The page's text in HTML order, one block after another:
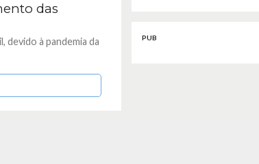
das
devido à pandemia da
PUB